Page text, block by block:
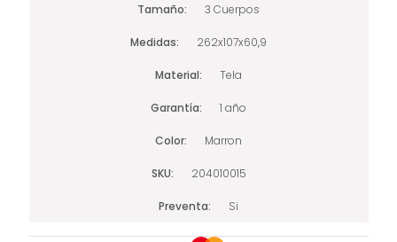
Tamaño 3 Cuerpos
Medidas 262x107x60,9
Material Tela
Garantía 1 año
Color Marron
SKU 204010015
Preventa Si